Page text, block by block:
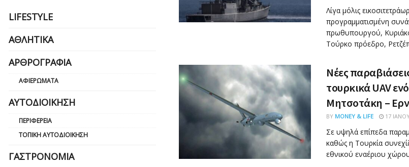
Λίγα μόλις
προγραμματισμένη
πρωθυπουργού,
Τούρκο πρόεδρο,
Νέες
τουρκικά UAV
Μητσοτάκη –
BY MONEY & LIFE 17
Σε υψηλά επίπεδα
καθώς η Τουρκία
εθνικού εναέριου χώρου
LIFESTYLE
ΑΘΛΗΤΙΚΆ
ΑΡΘΡΟΓΡΑΦΊΑ
ΑΦΙΕΡΏΜΑΤΑ
ΑΥΤΟΔΙΟΊΚΗΣΗ
ΠΕΡΙΦΈΡΕΙΑ
ΤΟΠΙΚΉ ΑΥΤΟΔΙΟΊΚΗΣΗ
ΓΑΣΤΡΟΝΟΜΊΑ